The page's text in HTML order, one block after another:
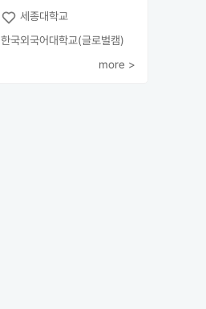
세종대학교
한국외국어대학교(글로벌캠)
more >